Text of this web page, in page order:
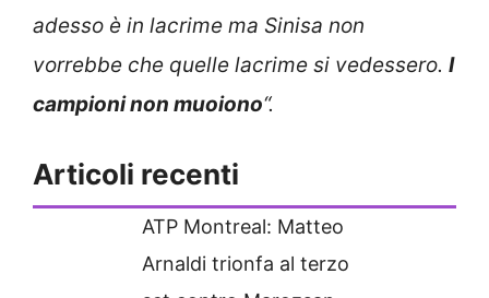
adesso è in lacrime ma Sinisa non
vorrebbe che quelle lacrime si vedessero. I
campioni non muoiono“.
Articoli recenti
ATP Montreal: Matteo
Arnaldi trionfa al terzo